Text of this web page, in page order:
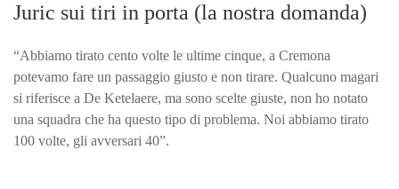
Juric sui tiri in porta (la nostra domanda)
“Abbiamo tirato cento volte le ultime cinque, a Cremona
potevamo fare un passaggio giusto e non tirare. Qualcuno magari
si riferisce a De Ketelaere, ma sono scelte giuste, non ho notato
una squadra che ha questo tipo di problema. Noi abbiamo tirato
100 volte, gli avversari 40”.